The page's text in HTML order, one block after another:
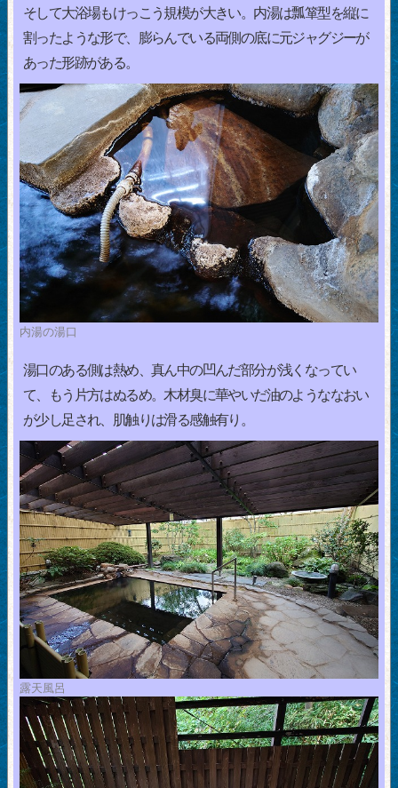
そして大浴場もけっこう規模が大きい。内湯は瓢箪型を縦に
割ったような形で、膨らんでいる両側の底に元ジャグジーが
あった形跡がある。
内湯の湯口
湯口のある側は熱め、真ん中の凹んだ部分が浅くなってい
て、もう片方はぬるめ。木材臭に華やいだ油のようななおい
が少し足され、肌触りは滑る感触有り。
露天風呂